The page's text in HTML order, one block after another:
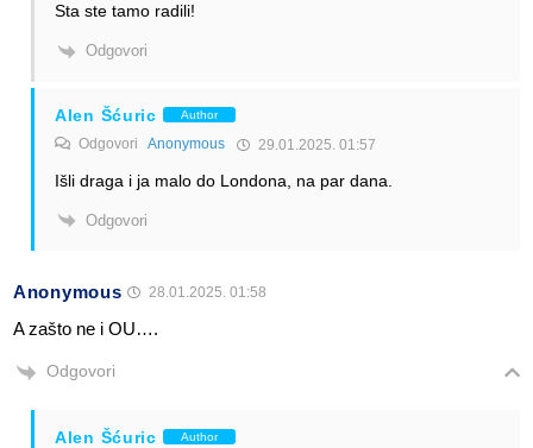
Sta ste tamo radili!
Odgovori
Alen Šćuric Author
Odgovori Anonymous 29.01.2025. 01:57
Išli draga i ja malo do Londona, na par dana.
Odgovori
Anonymous 28.01.2025. 01:58
A zašto ne i OU….
Odgovori
Alen Šćuric Author